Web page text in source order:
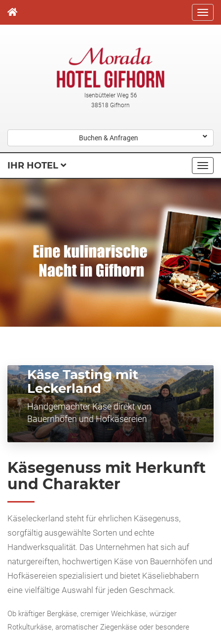
zum
Inhalt
Isenbütteler Weg 56
38518 Gifhorn
Buchen & Anfragen
IHR HOTEL
Käse Tasting mit
Leckerland
Handgemachter Käse direkt von
Bauernhöfen und Hofkäsereien
Käsegenuss mit Herkunft
und Charakter
Käseleckerland steht für ehrlichen Käsegenuss,
sorgfältig ausgewählte Sorten und echte
Handwerksqualität. Das Unternehmen hat sich auf
naturgereiften, hochwertigen Käse von Bauernhöfen und
Hofkäsereien spezialisiert und bietet Käseliebhabern
eine vielfältige Auswahl für jeden Geschmack.
Ob kräftiger Bergkäse, cremiger Weichkäse, würziger
Rotkulturkäse, aromatischer Ziegenkäse oder besondere